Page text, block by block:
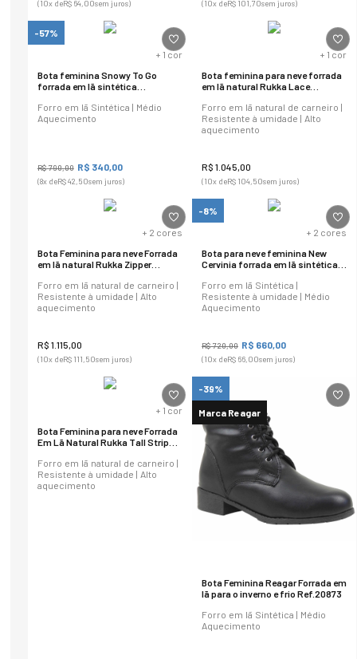
(10x deR$ 64,00sem juros) (10x deR$ 101,70sem juros)
-57%
+ 1 cor
Bota feminina Snowy To Go
forrada em lã sintética
Forro em lã Sintética | Médio
Aquecimento
R$790,00 R$ 340,00
(8x deR$42,50sem juros)
+ 1 cor
Bota feminina para neve forrada
em lã natural Rukka Lace
Forro em lã natural de carneiro |
Resistente à umidade | Alto
aquecimento
R$ 1 045,00
(10x deR$ 104,50sem juros)
+ 2 cores
Bota Feminina para neve Forrada
em lã natural Rukka Zipper
Forro em lã natural de carneiro |
Resistente à umidade | Alto
aquecimento
R$ 1 115,00
(10x deR$ 111,50sem juros)
-8%
+ 2 cores
Bota para neve feminina New
Cervinia forrada em lã sintética
Forro em lã Sintética |
Resistente à umidade | Médio
Aquecimento
R$720,00 R$ 660,00
(10x deR$ 66,00sem juros)
+ 1 cor
Bota Feminina para neve Forrada
Em Lã Natural Rukka Tall Strip
Forro em lã natural de carneiro |
Resistente à umidade | Alto
aquecimento
-39%
Marca Reagar
Bota Feminina Reagar Forrada em
lã para o inverno e frio Ref.20873
Forro em lã Sintética | Médio
Aquecimento